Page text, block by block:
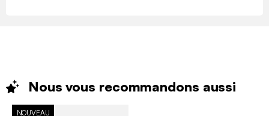
Nous vous recommandons aussi
NOUVEAU